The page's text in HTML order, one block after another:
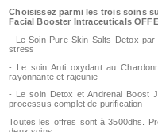
Choisissez parmi les trois soins
Facial Booster Intraceuticals
- Le Soin Pure Skin Salts Detox
stress
- Le soin Anti oxydant au
rayonnante et rajeunie
- Le soin Detox et Andrenal Boost
processus complet de purification
Toutes les offres sont à 3500dhs.